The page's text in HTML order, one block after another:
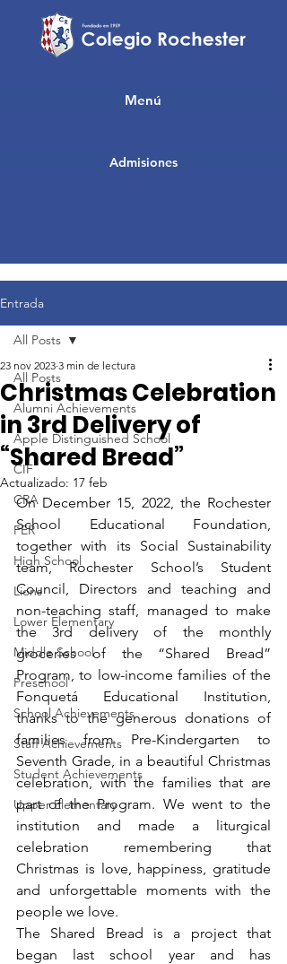
Admisiones
Menú
Entrada
All Posts
Alumni Achievements
Apple Distinguished School
CIF
CRA
FER
High School
Lions
Lower Elementary
Middle School
Preschool
School Achievements
Staff Achievements
Student Achievements
Upper Elementary
All Posts
Christmas Celebration
in 3rd Delivery of
“Shared Bread”
23 nov 2023 3 min de lectura
Actualizado: 17 feb
On December 15, 2022, the Rochester
School Educational Foundation,
together with its Social Sustainability
team, Rochester School’s Student
Council, Directors and teaching and
non-teaching staff, managed to make
the 3rd delivery of the monthly
groceries of the “Shared Bread”
Program, to low-income families of the
Fonquetá Educational Institution,
thanks to the generous donations of
families from Pre-Kindergarten to
Seventh Grade, in a beautiful Christmas
celebration, with the families that are
part of the Program. We went to the
institution and made a liturgical
celebration remembering that
Christmas is love, happiness, gratitude
and unforgettable moments with the
people we love.
The Shared Bread is a project that
began last school year and has